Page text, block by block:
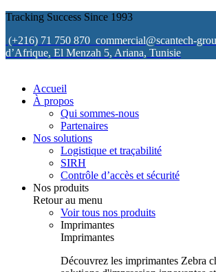
Tracking Success Since 1993
(+216) 71 750 870 commercial@scantech-
d’Afrique, El Menzah 5, Ariana, Tunisie
Accueil
À propos
Qui sommes-nous
Partenaires
Nos solutions
Logistique et traçabilité
SIRH
Contrôle d’accès et sécurité
Nos produits
Retour au menu
Voir tous nos produits
Imprimantes
Imprimantes
Découvrez les imprimantes Zebra